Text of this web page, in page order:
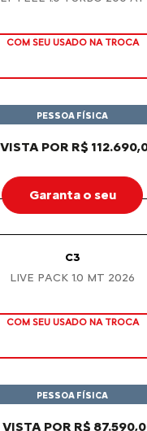
De: R$ 130.790,00
120.790,00
Garanta o seu
BASALT
BASALT FEEL 1.0 MT 2026